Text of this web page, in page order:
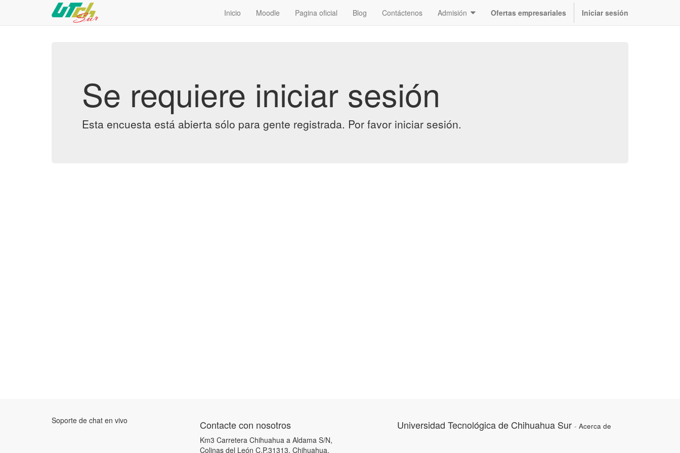
Inicio Moodle Pagina oficial Blog Contáctenos Admisión Ofertas empresariales Iniciar sesión
Se requiere iniciar sesión
Esta encuesta está abierta sólo para gente registrada. Por favor iniciar sesión.
Soporte de chat en vivo Contacte con nosotros
Km3 Carretera Chihuahua a Aldama S/N,
Colinas del León C.P.31313, Chihuahua,
Universidad Tecnológica de Chihuahua Sur - Acerca de